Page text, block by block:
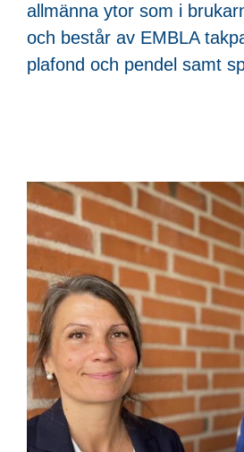
allmänna ytor som i
och består av EMBLA
plafond och pendel samt